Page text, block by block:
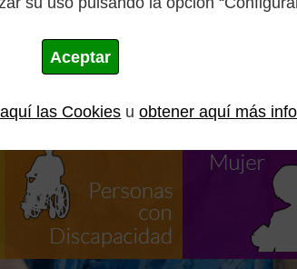
Aceptar
las Cookies uobtener aquí más